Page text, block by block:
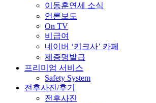
이동훈연세 소식
언론보도
On TV
비급여
네이버 ‘키크사’ 카페
제증명발급
프리미엄 서비스
Safety System
전후사진/후기
전후사진